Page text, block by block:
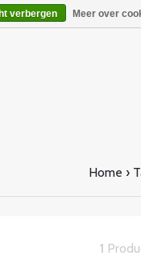
Home ›
1
verbergen Meer over